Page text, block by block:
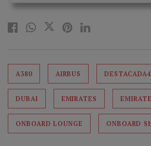
A380 AIRBUS DESTACADA4
DUBAI EMIRATES
ONBOARD LOUNGE ONBOARD